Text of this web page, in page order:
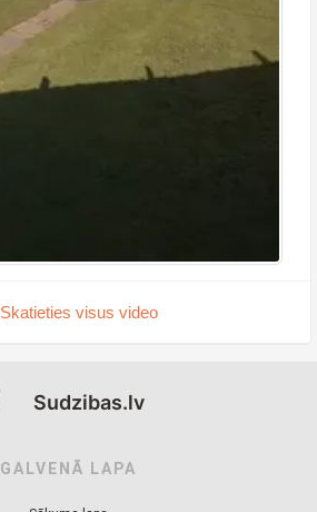
Skatieties visus video
Sudzibas.lv
GALVENĀ LAPA